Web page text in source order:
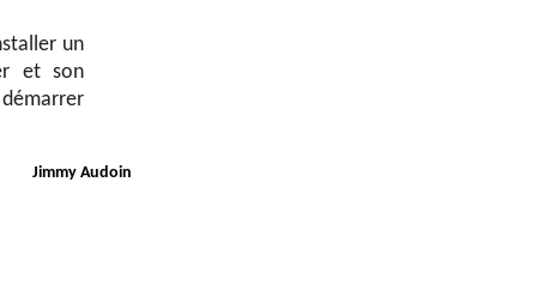
un
et son
Jimmy Audoin